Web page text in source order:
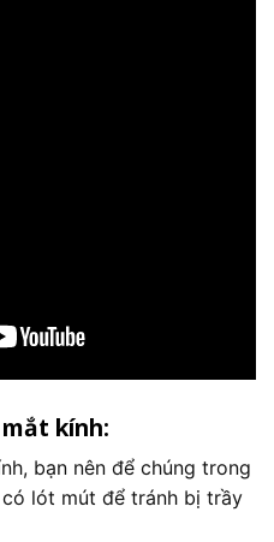
kính:
bạn nên để chúng trong
lót mút để tránh bị trầy